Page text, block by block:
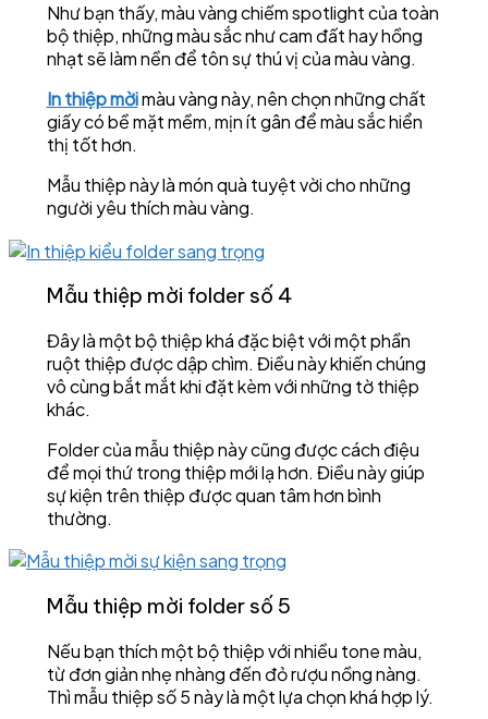
Như bạn thấy, màu vàng chiếm spotlight của toàn
bộ thiệp, những màu sắc như cam đất hay hồng
nhạt sẽ làm nền để tôn sự thú vị của màu vàng.
In thiệp mờimàu vàng này, nên chọn những chất
giấy có bề mặt mềm, mịn ít gân để màu sắc hiển
thị tốt hơn.
Mẫu thiệp này là món quà tuyệt vời cho những
người yêu thích màu vàng.
Mẫu thiệp mời folder số 4
Đây là một bộ thiệp khá đặc biệt với một phần
ruột thiệp được dập chìm. Điều này khiến chúng
vô cùng bắt mắt khi đặt kèm với những tờ thiệp
khác.
Folder của mẫu thiệp này cũng được cách điệu
để mọi thứ trong thiệp mới lạ hơn. Điều này giúp
sự kiện trên thiệp được quan tâm hơn bình
thường.
Mẫu thiệp mời folder số 5
Nếu bạn thích một bộ thiệp với nhiều tone màu,
từ đơn giản nhẹ nhàng đến đỏ rượu nồng nàng.
Thì mẫu thiệp số 5 này là một lựa chọn khá hợp lý.